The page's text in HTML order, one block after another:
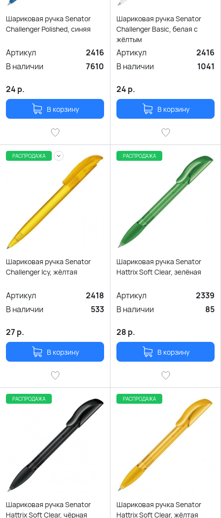
Шариковая ручка Senator
Challenger Polished, синяя
Артикул
2416
В наличии
7610
24 р.
В корзину
Шариковая ручка Senator
Challenger Basic, белая с
жёлтым
Артикул
2416
В наличии
1041
24 р.
В корзину
РАСПРОДАЖА
Шариковая ручка Senator
Challenger Icy, жёлтая
Артикул
2418
В наличии
533
27 р.
В корзину
РАСПРОДАЖА
Шариковая ручка Senator
Hattrix Soft Clear, зелёная
Артикул
2339
В наличии
85
28 р.
В корзину
РАСПРОДАЖА
Шариковая ручка Senator
Hattrix Soft Clear, чёрная
РАСПРОДАЖА
Шариковая ручка Senator
Hattrix Soft Clear, жёлтая